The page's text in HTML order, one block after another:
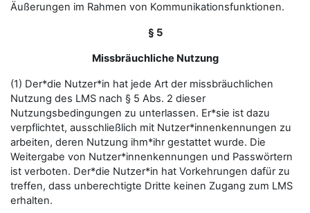
Äußerungen im Rahmen von Kommunikationsfunktionen.
§ 5
Missbräuchliche Nutzung
(1) Der*die Nutzer*in hat jede Art der missbräuchlichen
Nutzung des LMS nach § 5 Abs. 2 dieser
Nutzungsbedingungen zu unterlassen. Er*sie ist dazu
verpflichtet, ausschließlich mit Nutzer*innenkennungen zu
arbeiten, deren Nutzung ihm*ihr gestattet wurde. Die
Weitergabe von Nutzer*innenkennungen und Passwörtern
ist verboten. Der*die Nutzer*in hat Vorkehrungen dafür zu
treffen, dass unberechtigte Dritte keinen Zugang zum LMS
erhalten.